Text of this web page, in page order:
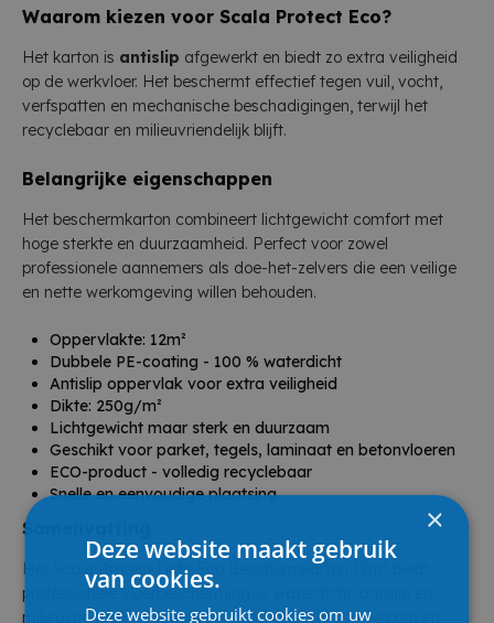
Waarom kiezen voor Scala Protect Eco?
Het karton is antislip afgewerkt en biedt zo extra veiligheid
op de werkvloer. Het beschermt effectief tegen vuil, vocht,
verfspatten en mechanische beschadigingen, terwijl het
recyclebaar en milieuvriendelijk blijft.
Belangrijke eigenschappen
Het beschermkarton combineert lichtgewicht comfort met
hoge sterkte en duurzaamheid. Perfect voor zowel
professionele aannemers als doe-het-zelvers die een veilige
en nette werkomgeving willen behouden.
Oppervlakte: 12m²
Dubbele PE-coating - 100 % waterdicht
Antislip oppervlak voor extra veiligheid
Dikte: 250g/m²
Lichtgewicht maar sterk en duurzaam
Geschikt voor parket, tegels, laminaat en betonvloeren
ECO-product - volledig recyclebaar
Snelle en eenvoudige plaatsing
Samenvatting
Het Scala Protect Licht Eco Beschermkarton 12m² biedt
professionele vloerbescherming, is waterdicht, antislip en
milieuvriendelijk. Ideaal voor renovatie, schilderwerken en
×
Deze website maakt gebruik
van cookies.
Deze website gebruikt cookies om uw